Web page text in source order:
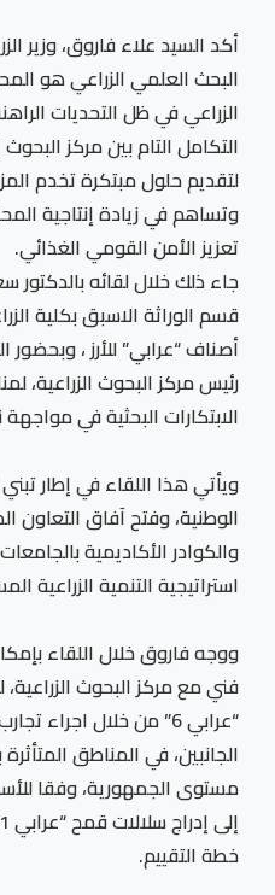
أكد السيد علاء فاروق، وزير
البحث العلمي الزراعي هو
الزراعي في ظل التحديات
التكامل التام بين مركز
لتقديم حلول مبتكرة تخدم
وتساهم في زيادة إنتاجية
تعزيز الأمن القومي الغذائي.
جاء ذلك خلال لقائه بالدكتور
قسم الوراثة الاسبق بكلية
أصناف “عرابي” للأرز ، وبحضور
رئيس مركز البحوث الزراعية،
الابتكارات البحثية في
ويأتي هذا اللقاء في إطار
الوطنية، وفتح آفاق التعاون
والكوادر الأكاديمية
استراتيجية التنمية الزراعية
ووجه فاروق خلال اللقاء
“عرابي 6” من خلال اجراء
الجانبين، في المناطق
مستوى الجمهورية، وفقا
خطة التقييم.